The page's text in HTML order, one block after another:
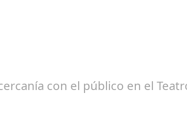
con el público en el